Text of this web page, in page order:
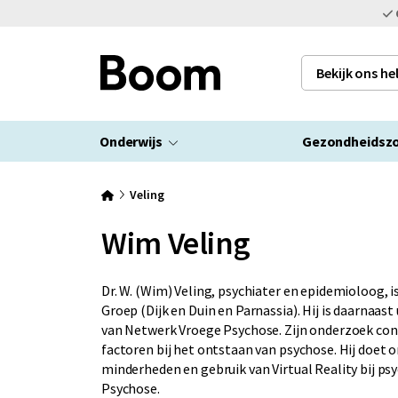
Bekijk ons
Onderwijs
Veling
Wim Veling
Dr. W. (Wim) Veling, psychiater en epidemioloog,
Groep (Dijk en Duin en Parnassia). Hij is
van Netwerk Vroege Psychose. Zijn onderzoek
factoren bij het ontstaan van psychose. Hij doet
minderheden en gebruik van Virtual Reality bij
Psychose.